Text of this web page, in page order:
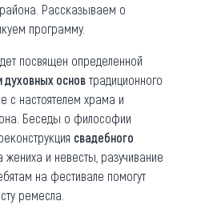
Рассказываем о
программу.
посвящен определенной
духовных основ традиционного
с настоятелем храма и
Беседы о философии
свадебного
и невесты, разучивание
на фестивале помогут
ремесла.